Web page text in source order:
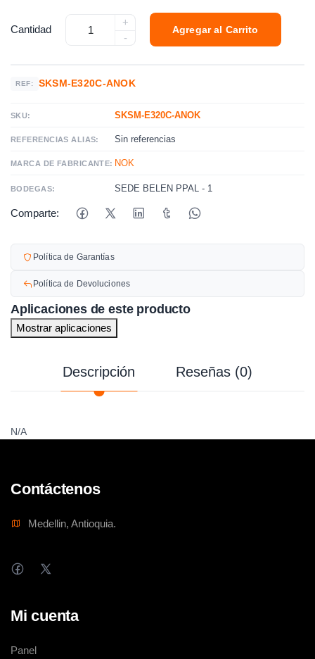
Cantidad
+
-
Agregar al Carrito
REF: SKSM-E320C-ANOK
SKU: SKSM-E320C-ANOK
REFERENCIAS ALIAS: Sin referencias
MARCA DE FABRICANTE: NOK
BODEGAS: SEDE BELEN PPAL - 1
Comparte:
Política de Garantías
Política de Devoluciones
Aplicaciones de este producto
Mostrar aplicaciones
Descripción Reseñas (0)
N/A
Contáctenos
Medellin, Antioquia.
Mi cuenta
Panel